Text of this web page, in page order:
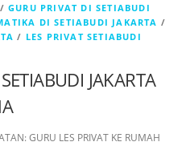
/GURU PRIVAT DI SETIABUDI
DI SETIABUDI JAKARTA /
/ LES PRIVAT SETIABUDI
JAKARTA
GURU LES PRIVAT KE RUMAH